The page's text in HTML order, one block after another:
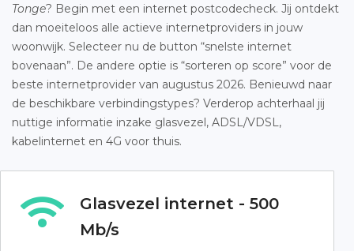
Tonge? Begin met een internet postcodecheck. Jij ontdekt
dan moeiteloos alle actieve internetproviders in jouw
woonwijk. Selecteer nu de button “snelste internet
bovenaan”. De andere optie is “sorteren op score” voor de
beste internetprovider van augustus 2026. Benieuwd naar
de beschikbare verbindingstypes? Verderop achterhaal jij
nuttige informatie inzake glasvezel, ADSL/VDSL,
kabelinternet en 4G voor thuis.
Glasvezel internet - 500
Mb/s